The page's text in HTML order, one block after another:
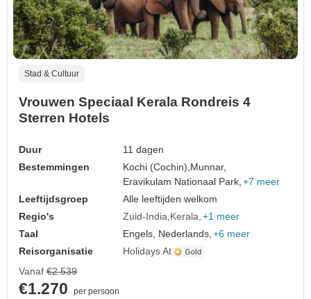
Stad & Cultuur
Vrouwen Speciaal Kerala Rondreis 4
Sterren Hotels
Duur
11 dagen
Bestemmingen
Kochi (Cochin),Munnar,
Eravikulam Nationaal Park, +7 meer
Leeftijdsgroep
Alle leeftijden welkom
Regio's
Zuid-India Kerala +1 meer
Taal
Engels, Nederlands, +6 meer
Reisorganisatie
Holidays At
Vanaf €2.539
€1.270
per persoon